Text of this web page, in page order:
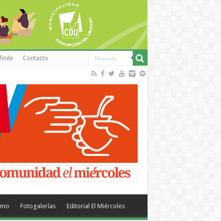
Contacto
Fotogalerías Editorial El Miércoles